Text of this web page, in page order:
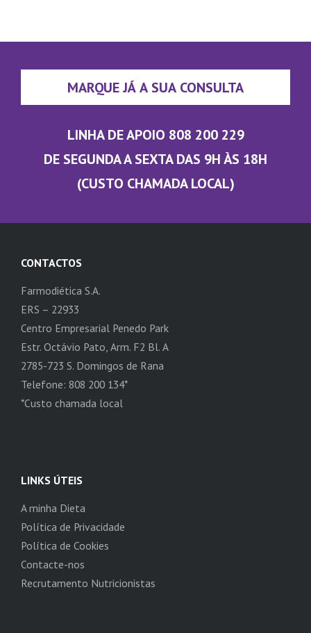
MARQUE JÁ A SUA CONSULTA
LINHA DE APOIO 808 200 229
DE SEGUNDA A SEXTA DAS 9H ÀS 18H
(CUSTO CHAMADA LOCAL)
CONTACTOS
Farmodiética S.A.
ERS – 22933
Centro Empresarial Penedo Park
Estr. Octávio Pato, Arm. F2 Bl. A
2785-723 S. Domingos de Rana
Telefone: 808 200 134*
*Custo chamada local
LINKS ÚTEIS
A minha Dieta
Política de Privacidade
Política de Cookies
Contacte-nos
Recrutamento Nutricionistas